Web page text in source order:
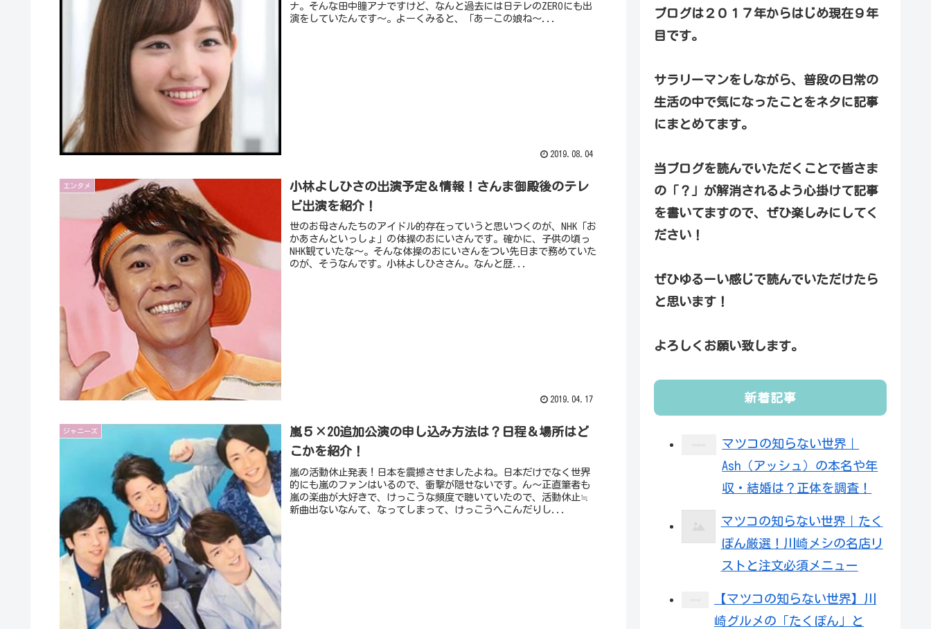
ナ。そんな田中瞳アナですけど、なんと過去には日テレのZEROにも出
演をしていたんです～。よーくみると、「あーこの娘ね～...
2019.08.04
エンタメ
小林よしひさの出演予定＆情報！さんま御殿後のテレ
ビ出演を紹介！
世のお母さんたちのアイドル的存在っていうと思いつくのが、NHK「お
かあさんといっしょ」の体操のおにいさんです。確かに、子供の頃っ
NHK観ていたな～。そんな体操のおにいさんをつい先日まで務めていた
のが、そうなんです。小林よしひささん。なんと歴...
2019.04.17
ジャニーズ
嵐５×20追加公演の申し込み方法は？日程＆場所はど
こかを紹介！
嵐の活動休止発表！日本を震撼させましたよね。日本だけでなく世界
的にも嵐のファンはいるので、衝撃が隠せないです。ん～正直筆者も
嵐の楽曲が大好きで、けっこうな頻度で聴いていたので、活動休止≒
新曲出ないなんて、なってしまって、けっこうへこんだりし...
ブログは２０１７年からはじめ現在９年
目です。
サラリーマンをしながら、普段の日常の
生活の中で気になったことをネタに記事
にまとめてます。
当ブログを読んでいただくことで皆さま
の「？」が解消されるよう心掛けて記事
を書いてますので、ぜひ楽しみにしてく
ださい！
ぜひゆるーい感じで読んでいただけたら
と思います！
よろしくお願い致します。
新着記事
マツコの知らない世界｜
Ash（アッシュ）の本名や年
収・結婚は？正体を調査！
マツコの知らない世界｜たく
ぽん厳選！川崎メシの名店リ
ストと注文必須メニュー
【マツコの知らない世界】川
崎グルメの「たくぽん」と